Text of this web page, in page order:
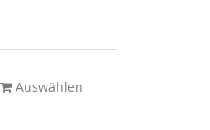
Auswählen